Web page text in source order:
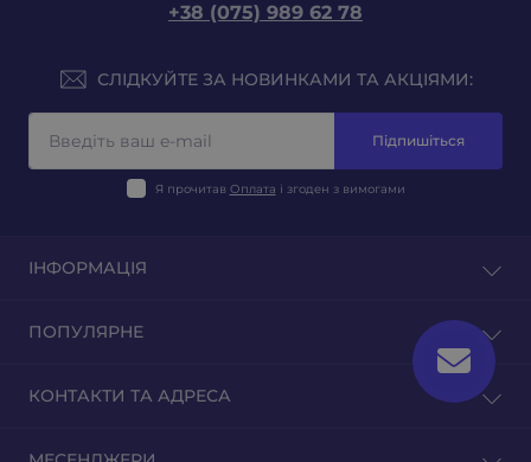
+38 (075) 989 62 78
СЛІДКУЙТЕ ЗА НОВИНКАМИ ТА АКЦІЯМИ:
Підпишіться
Я прочитав Оплата і згоден з вимогами
ІНФОРМАЦІЯ
Відгуки
Повернення товару
ПОПУЛЯРНЕ
Тютюн для гільз
КОНТАКТИ ТА АДРЕСА